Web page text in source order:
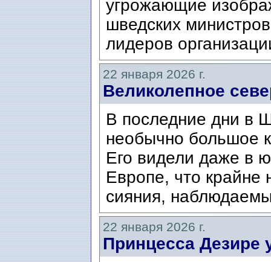
угрожающие
шведских
лидеров
22 января 2026 г.
Великолепное
В последние дни в
необычно большое
Его видели даже в
Европе, что
сияния,
22 января 2026 г.
Принцесса Дезире